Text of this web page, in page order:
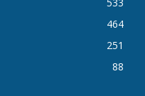
464
251
88